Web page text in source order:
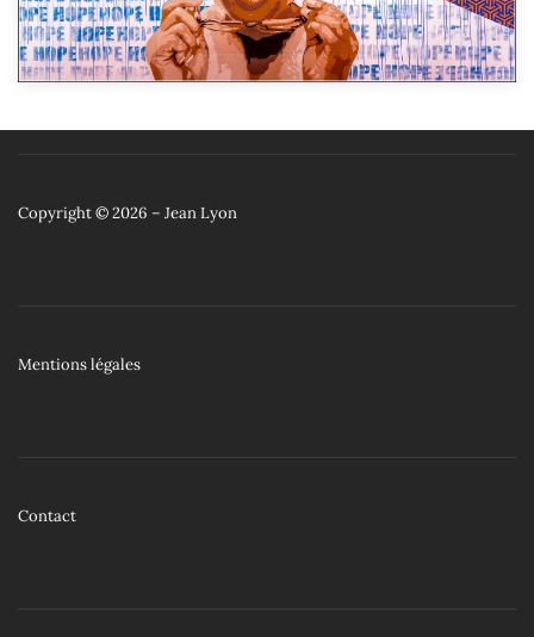
Copyright © 2026 – Jean Lyon
Mentions légales
Contact